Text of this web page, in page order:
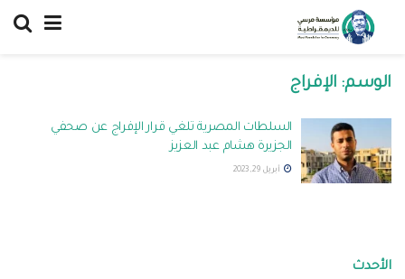
الوسم: الإفراج
السلطات المصرية تلغي قرار الإفراج عن صحفي
الجزيرة هشام عبد العزيز
أبريل 29, 2023
الأحدث